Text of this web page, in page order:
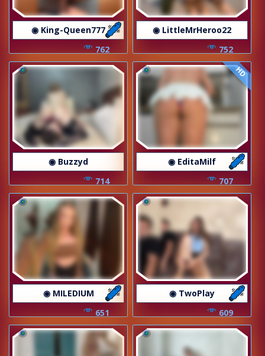
◉ King-Queen777
762
◉ LittleMrHeroo22
752
◉ Buzzyd
714
HD
◉ EditaMilf
707
◉ MILEDIUM
651
◉ TwoPlay
609